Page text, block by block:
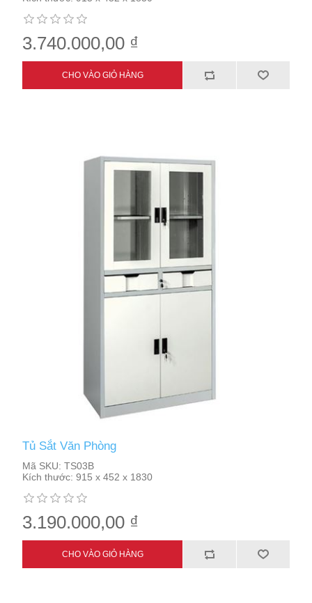
3.740.000,00 ₫
Tủ Sắt Văn Phòng
Mã SKU: TS03B
Kích thước: 915 x 452 x 1830
3.190.000,00 ₫